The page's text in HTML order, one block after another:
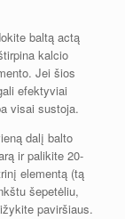
baltą actą
kalcio
Jei šios
efektyviai
visai sustoja.
dalį balto
ir palikite 20-
elementą (tą
šepetėliu,
paviršiaus.